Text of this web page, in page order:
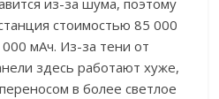
из-за шума, поэтому
стоимостью 85 000
мАч. Из-за тени от
здесь работают хуже,
в более светлое